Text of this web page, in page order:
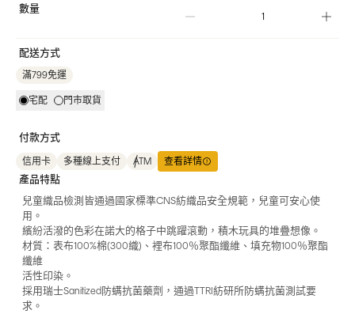
數量
配送方式
滿799免運
宅配 門市取貨
付款方式
信用卡 多種線上支付 ATM 查看詳情
產品特點
兒童織品檢測皆通過國家標準CNS紡織品安全規範，兒童可安心使
用。
繽紛活潑的色彩在諾大的格子中跳躍滾動，積木玩具的堆疊想像。
材質：表布100%棉(300織)、裡布100％聚酯纖維、填充物100％聚酯
纖維
活性印染。
採用瑞士Sanitized防螨抗菌藥劑，通過TTRI紡研所防螨抗菌測試要
求。